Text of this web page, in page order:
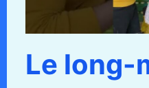
Le long-